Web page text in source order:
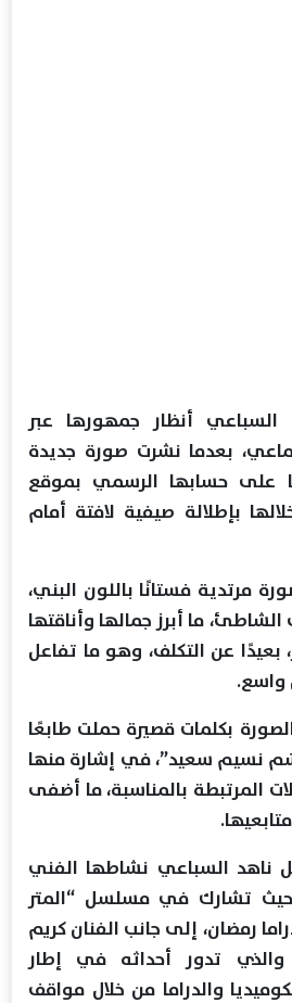
السباعي أنظار جمهورها عبر
بعدما نشرت صورة جديدة
على حسابها الرسمي بموقع
بإطلالة صيفية لافتة أمام
مرتدية فستانًا باللون البني،
ما أبرز جمالها وأناقتها
عن التكلف، وهو ما تفاعل
واسع.
بكلمات قصيرة حملت طابعًا
نسيم سعيد”، في إشارة منها
المرتبطة بالمناسبة، ما أضفى
ناهد السباعي نشاطها الفني
حيث تشارك في مسلسل “المتر
رمضان، إلى جانب الفنان كريم
والذي تدور أحداثه في إطار
والدراما من خلال مواقف